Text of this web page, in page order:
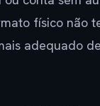
físico não
adequado